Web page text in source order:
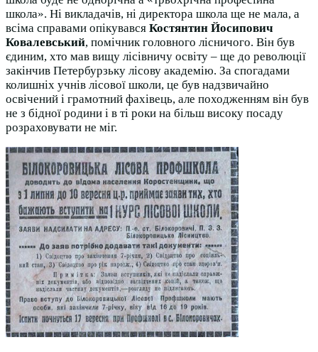
школа». Ні викладачів, ні директора школа ще не мала, а
всіма справами опікувався Костянтин Йосипович
Ковалевський, помічник головного лісничого. Він був
єдиним, хто мав вищу лісівничу освіту – ще до революції
закінчив Петербурзьку лісову академію. За спогадами
колишніх учнів лісової школи, це був надзвичайно
освічений і грамотний фахівець, але походженням він був
не з бідної родини і в ті роки на більш високу посаду
розраховувати не міг.